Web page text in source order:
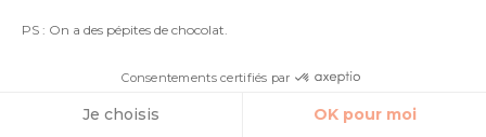
PS : On a des pépites de chocolat.
Consentements certifiés par
Je choisis OK pour moi
10. OPTIMISER LES CONTENUS
EXISTANTS POUR EN CRÉER DE